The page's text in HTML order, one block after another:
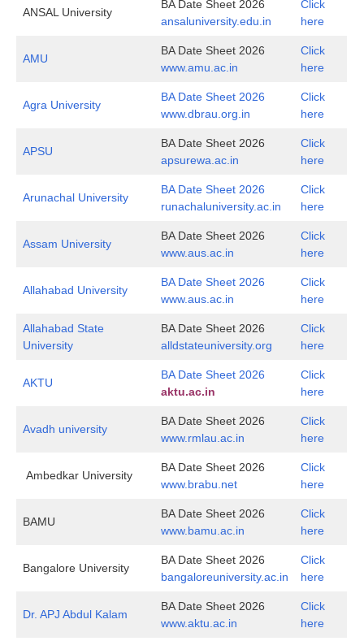
ANSAL University
BA Date Sheet 2026
ansaluniversity.edu.in
Click
here
AMU
BA Date Sheet 2026
www.amu.ac.in
Click
here
Agra University
BA Date Sheet 2026
www.dbrau.org.in
Click
here
APSU
BA Date Sheet 2026
apsurewa.ac.in
Click
here
Arunachal University
BA Date Sheet 2026
runachaluniversity.ac.in
Click
here
Assam University
BA Date Sheet 2026
www.aus.ac.in
Click
here
Allahabad University
BA Date Sheet 2026
www.aus.ac.in
Click
here
Allahabad State
University
BA Date Sheet 2026
alldstateuniversity.org
Click
here
AKTU
BA Date Sheet 2026
aktu.ac.in
Click
here
Avadh university
BA Date Sheet 2026
www.rmlau.ac.in
Click
here
Ambedkar University
BA Date Sheet 2026
www.brabu.net
Click
here
BAMU
BA Date Sheet 2026
www.bamu.ac.in
Click
here
Bangalore University
BA Date Sheet 2026
bangaloreuniversity.ac.in
Click
here
Dr. APJ Abdul Kalam
BA Date Sheet 2026
www.aktu.ac.in
Click
here